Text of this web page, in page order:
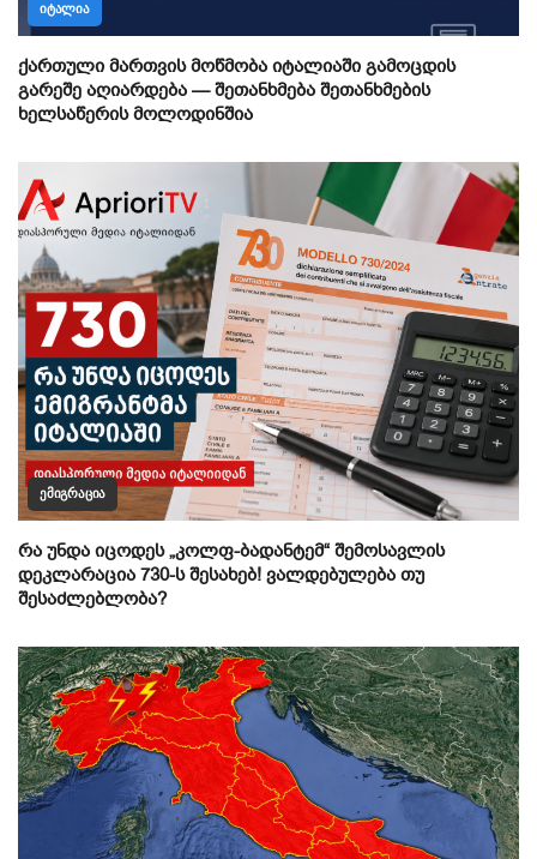
ᲘᲢᲐᲚᲘᲐ
ქართული მართვის მოწმობა იტალიაში გამოცდის
გარეშე აღიარდება — შეთანხმება შეთანხმების
ხელსაწერის მოლოდინშია
ᲔᲛᲘᲒᲠᲐᲪᲘᲐ
რა უნდა იცოდეს „კოლფ-ბადანტემ“ შემოსავლის
დეკლარაცია 730-ს შესახებ! ვალდებულება თუ
შესაძლებლობა?